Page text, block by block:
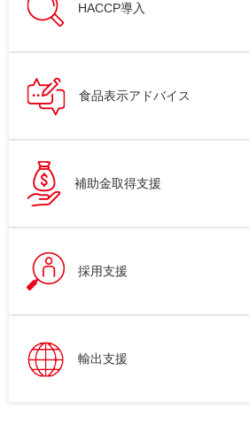
HACCP導入
食品表示アドバイス
補助金取得支援
採用支援
輸出支援